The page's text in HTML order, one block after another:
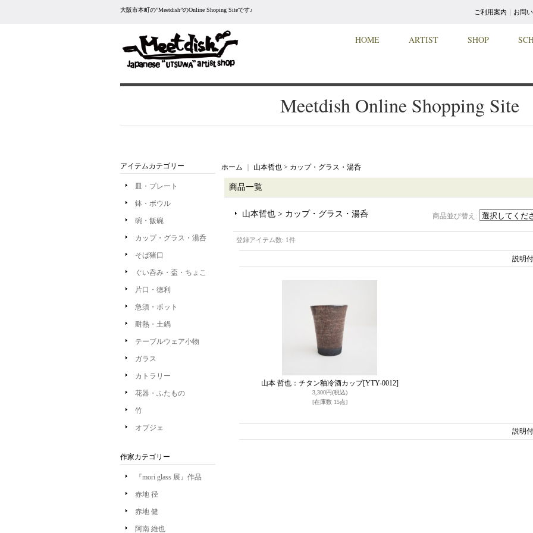
大阪市本町の”Meetdish”のOnline Shoping Siteです♪ ご利用案内 ｜ お問
HOME ARTIST SHOP
Meetdish Online Shopping Site
アイテムカテゴリー
皿・プレート
鉢・ボウル
碗・飯碗
カップ・グラス・湯呑
そば猪口
ぐい呑み・盃・ちょこ
片口・徳利
急須・ポット
耐熱・土鍋
テーブルウェア小物
ガラス
カトラリー
花器・ふたもの
竹
オブジェ
作家カテゴリー
『mori glass 展』作品
赤地 径
赤地 健
阿南 維也
ホーム 山本哲也 > カップ・グラス・湯呑
商品一覧
山本哲也 > カップ・グラス・湯呑 商品並び替え :
登録アイテム数: 1件
説明
山本 哲也：チタン釉冷酒カップ[YTY-0012]
3,300円(税込)
[在庫数 15点]
説明